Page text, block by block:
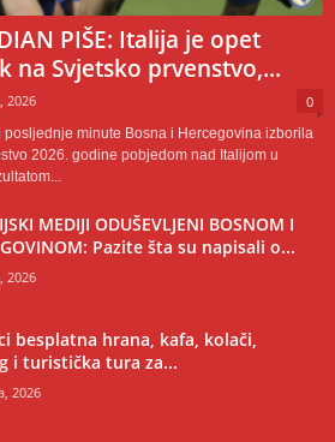
PIŠE: Italija je opet
na Svjetsko prvenstvo,...
2026 0
minute Bosna i Hercegovina izborila
2026. godine pobjedom nad Italijom u
MEDIJI ODUŠEVLJENI BOSNOM I
Pazite šta su napisali o...
2026
besplatna hrana, kafa, kolači,
i turistička tura za...
2026